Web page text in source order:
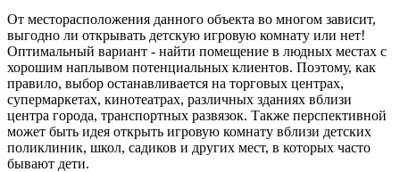
От месторасположения данного объекта во многом зависит,
выгодно ли открывать детскую игровую комнату или нет!
Оптимальный вариант - найти помещение в людных местах с
хорошим наплывом потенциальных клиентов. Поэтому, как
правило, выбор останавливается на торговых центрах,
супермаркетах, кинотеатрах, различных зданиях вблизи
центра города, транспортных развязок. Также перспективной
может быть идея открыть игровую комнату вблизи детских
поликлиник, школ, садиков и других мест, в которых часто
бывают дети.